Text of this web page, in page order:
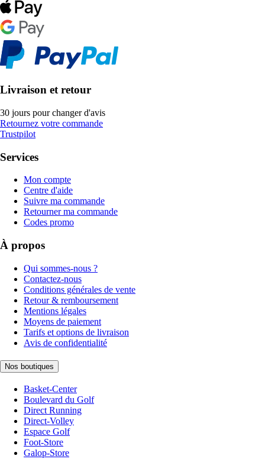
Livraison et retour
30 jours pour changer d'avis
Retournez votre commande
Trustpilot
Services
Mon compte
Centre d'aide
Suivre ma commande
Retourner ma commande
Codes promo
À propos
Qui sommes-nous ?
Contactez-nous
Conditions générales de vente
Retour & remboursement
Mentions légales
Moyens de paiement
Tarifs et options de livraison
Avis de confidentialité
Nos boutiques
Basket-Center
Boulevard du Golf
Direct Running
Direct-Volley
Espace Golf
Foot-Store
Galop-Store